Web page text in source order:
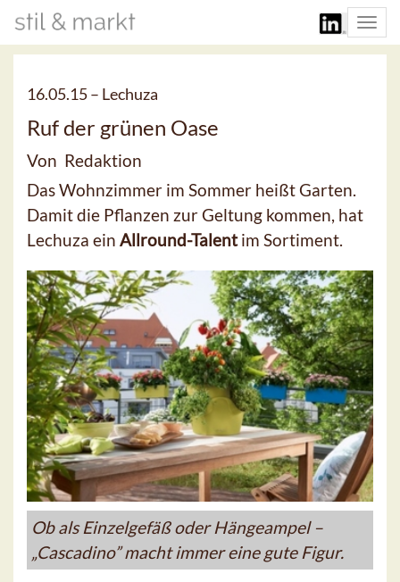
16.05.15 – Lechuza
Ruf der grünen Oase
Von Redaktion
Das Wohnzimmer im Sommer heißt Garten.
Damit die Pflanzen zur Geltung kommen, hat
Lechuza ein Allround-Talentim Sortiment.
Ob als Einzelgefäß oder Hängeampel –
„Cascadino” macht immer eine gute Figur.